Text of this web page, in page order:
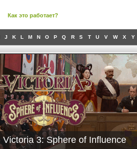
Как это работает?
J K L M N O P Q R S T U V W X Y
Victoria 3: Sphere of Influence